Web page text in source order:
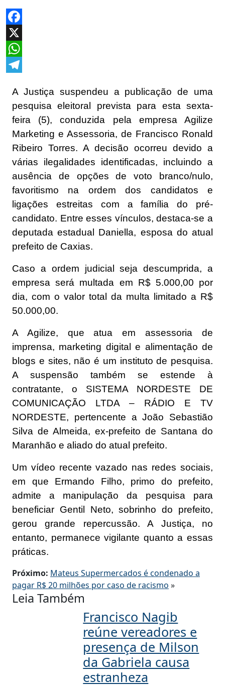
Facebook
X
WhatsApp
A Justiça suspendeu a publicação de uma
pesquisa eleitoral prevista para esta sexta-
feira (5), conduzida pela empresa Agilize
Marketing e Assessoria, de Francisco Ronald
Ribeiro Torres. A decisão ocorreu devido a
várias ilegalidades identificadas, incluindo a
ausência de opções de voto branco/nulo,
favoritismo na ordem dos candidatos e
ligações estreitas com a família do pré-
candidato. Entre esses vínculos, destaca-se a
deputada estadual Daniella, esposa do atual
prefeito de Caxias.
Caso a ordem judicial seja descumprida, a
empresa será multada em R$ 5.000,00 por
dia, com o valor total da multa limitado a R$
50.000,00.
A Agilize, que atua em assessoria de
imprensa, marketing digital e alimentação de
blogs e sites, não é um instituto de pesquisa.
A suspensão também se estende à
contratante, o SISTEMA NORDESTE DE
COMUNICAÇÃO LTDA – RÁDIO E TV
NORDESTE, pertencente a João Sebastião
Silva de Almeida, ex-prefeito de Santana do
Maranhão e aliado do atual prefeito.
Um vídeo recente vazado nas redes sociais,
em que Ermando Filho, primo do prefeito,
admite a manipulação da pesquisa para
beneficiar Gentil Neto, sobrinho do prefeito,
gerou grande repercussão. A Justiça, no
entanto, permanece vigilante quanto a essas
práticas.
Próximo: Mateus Supermercados é condenado a
pagar R$ 20 milhões por caso de racismo »
Leia Também
Francisco Nagib
reúne vereadores e
presença de Milson
da Gabriela causa
estranheza